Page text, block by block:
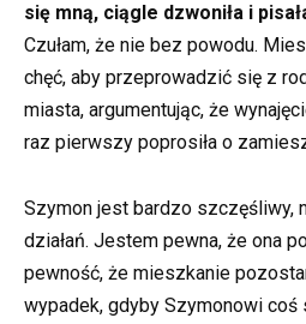
się mną, ciągle dzwoniła i
Czułam, że nie bez powodu.
chęć, aby przeprowadzić się z
miasta, argumentując, że
raz pierwszy poprosiła o
Szymon jest bardzo szczęśliwy,
działań. Jestem pewna, że ona
pewność, że mieszkanie
wypadek, gdyby Szymonowi coś